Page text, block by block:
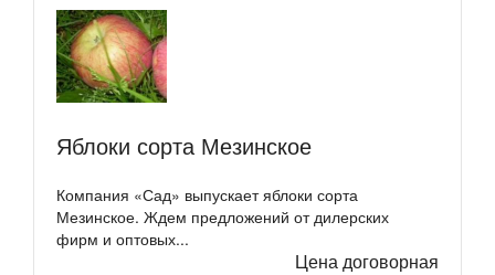
Яблоки сорта Мезинское
Компания «Сад» выпускает яблоки сорта
Мезинское. Ждем предложений от дилерских
фирм и оптовых...
Цена договорная